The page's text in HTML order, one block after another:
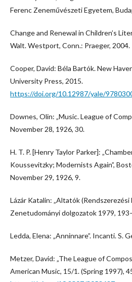
Ferenc Zeneművészeti Egyetem,
Change and Renewal in Children’s
Walt. Westport, Conn.: Praeger, 2004.
Cooper, David: Béla Bartók. New
University Press, 2015.
https://doi.org/10.12987/yale/
Downes, Olin: „Music. League of
November 28, 1926, 30.
H. T. P. [Henry Taylor Parker]:
Koussevitzky; Modernists Again”,
November 29, 1926, 9.
Lázár Katalin: „Altatók (Rendszerezési
Zenetudományi dolgozatok 1979,
Ledda, Elena: „Anninnare”. Incanti. S.
Metzer, David: „The League of
American Music, 15/1. (Spring 1997),